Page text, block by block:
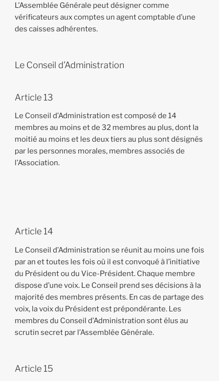
L’Assemblée Générale peut désigner comme
vérificateurs aux comptes un agent comptable d’une
des caisses adhérentes.
Le Conseil d’Administration
Article 13
Le Conseil d’Administration est composé de 14
membres au moins et de 32 membres au plus, dont la
moitié au moins et les deux tiers au plus sont désignés
par les personnes morales, membres associés de
l’Association.
Article 14
Le Conseil d’Administration se réunit au moins une fois
par an et toutes les fois où il est convoqué à l’initiative
du Président ou du Vice-Président. Chaque membre
dispose d’une voix. Le Conseil prend ses décisions à la
majorité des membres présents. En cas de partage des
voix, la voix du Président est prépondérante. Les
membres du Conseil d’Administration sont élus au
scrutin secret par l’Assemblée Générale.
Article 15